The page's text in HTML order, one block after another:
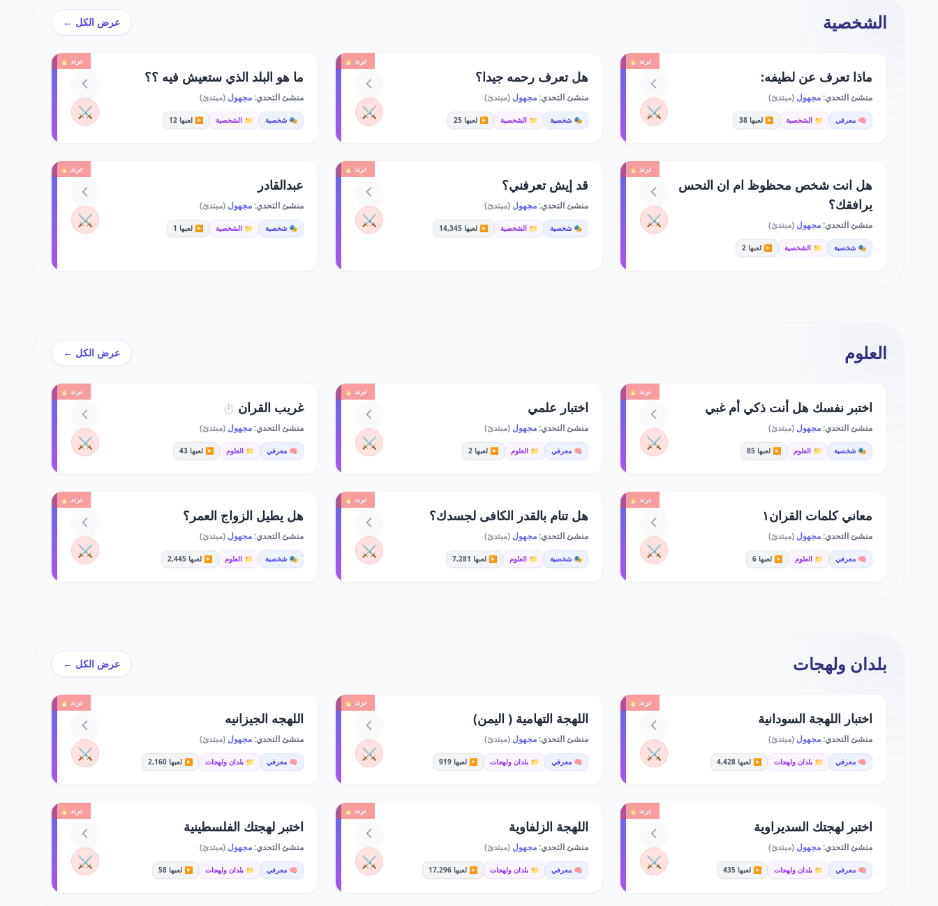
الشخصية عرض الكل ←
ترند 🔥
ماذا تعرف عن لطيفه:
منشئ التحدي:مجهول (مبتدئ)
🧠 معرفي 📁 الشخصية ▶️ لعبها 38 ⚔️
ترند 🔥
هل تعرف رحمه جيدا؟
منشئ التحدي:مجهول(مبتدئ)
🎭 شخصية 📁 الشخصية ▶️ لعبها 25 ⚔️
ترند 🔥
ما هو البلد الذي ستعيش فيه ؟؟
منشئ التحدي:مجهول (مبتدئ)
🎭 شخصية 📁 الشخصية ▶️ لعبها 12 ⚔️
ترند 🔥
هل انت شخص محظوظ ام ان النحس
يرافقك؟
منشئ التحدي:مجهول (مبتدئ)
🎭 شخصية 📁 الشخصية ▶️ لعبها 2
⚔️
ترند 🔥
قد إيش تعرفني؟
منشئ التحدي:مجهول(مبتدئ)
🎭 شخصية 📁 الشخصية ▶️ لعبها 14,345 ⚔️
ترند 🔥
عبدالقادر
منشئ التحدي:مجهول (مبتدئ)
🎭 شخصية 📁 الشخصية ▶️ لعبها 1 ⚔️
العلوم عرض الكل ←
ترند 🔥
اختبر نفسك هل أنت ذكي أم غبي
منشئ التحدي:مجهول (مبتدئ)
🎭 شخصية 📁 العلوم ▶️ لعبها 85 ⚔️
ترند 🔥
اختبار علمي
منشئ التحدي:مجهول(مبتدئ)
🧠 معرفي 📁 العلوم ▶️ لعبها 2 ⚔️
ترند 🔥
غريب القران ⏱️
منشئ التحدي:مجهول (مبتدئ)
🧠 معرفي 📁 العلوم ▶️ لعبها 43 ⚔️
ترند 🔥
معاني كلمات القران١
منشئ التحدي:مجهول (مبتدئ)
🧠 معرفي 📁 العلوم ▶️ لعبها 6 ⚔️
ترند 🔥
هل تنام بالقدر الكافى لجسدك؟
منشئ التحدي:مجهول(مبتدئ)
🎭 شخصية 📁 العلوم ▶️ لعبها 7,281 ⚔️
ترند 🔥
هل يطيل الزواج العمر؟
منشئ التحدي:مجهول (مبتدئ)
🎭 شخصية 📁 العلوم ▶️ لعبها 2,445 ⚔️
بلدان ولهجات عرض الكل ←
ترند 🔥
اختبار اللهجة السودانية
منشئ التحدي:مجهول (مبتدئ)
🧠 معرفي 📁 بلدان ولهجات ▶️ لعبها 4,428 ⚔️
ترند 🔥
اللهجة التهامية ( اليمن)
منشئ التحدي:مجهول(مبتدئ)
🧠 معرفي 📁 بلدان ولهجات ▶️ لعبها 919 ⚔️
ترند 🔥
اللهجه الجيزانيه
منشئ التحدي:مجهول (مبتدئ)
🧠 معرفي 📁 بلدان ولهجات ▶️ لعبها 2,160 ⚔️
ترند 🔥
اختبر لهجتك السديراوية
منشئ التحدي:مجهول (مبتدئ)
🧠 معرفي 📁 بلدان ولهجات ▶️ لعبها 435 ⚔️
ترند 🔥
اللهجة الزلفاوية
منشئ التحدي:مجهول(مبتدئ)
🧠 معرفي 📁 بلدان ولهجات ▶️ لعبها 17,296 ⚔️
ترند 🔥
اختبر لهجتك الفلسطينية
منشئ التحدي:مجهول (مبتدئ)
🧠 معرفي 📁 بلدان ولهجات ▶️ لعبها 58 ⚔️